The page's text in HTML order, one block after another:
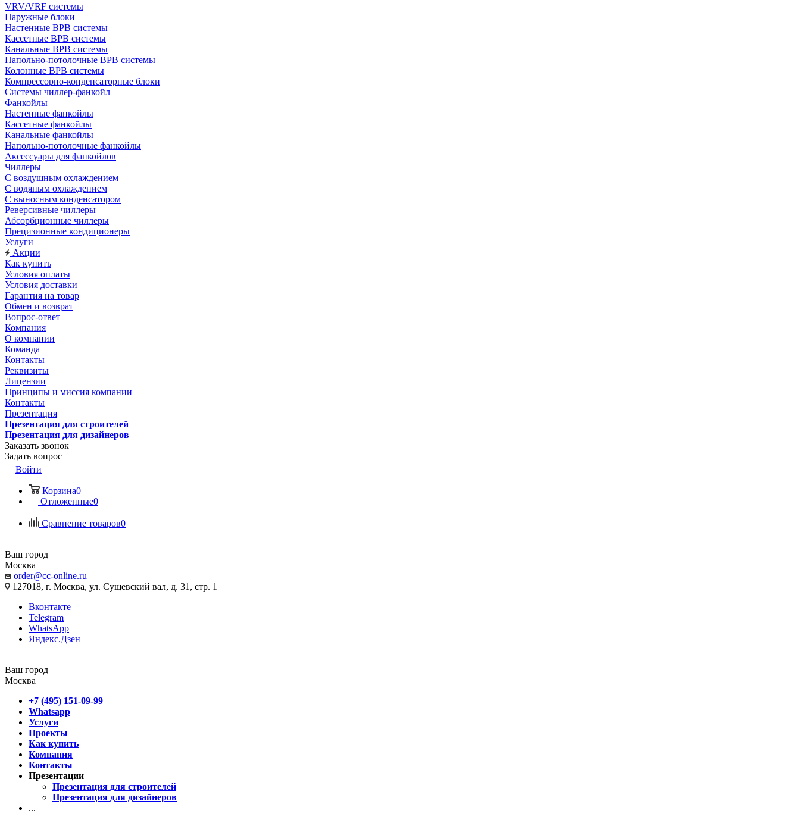
VRV/VRF системы
Наружные блоки
Настенные ВРВ системы
Кассетные ВРВ системы
Канальные ВРВ системы
Напольно-потолочные ВРВ системы
Колонные ВРВ системы
Компрессорно-конденсаторные блоки
Системы чиллер-фанкойл
Фанкойлы
Настенные фанкойлы
Кассетные фанкойлы
Канальные фанкойлы
Напольно-потолочные фанкойлы
Аксессуары для фанкойлов
Чиллеры
С воздушным охлаждением
С водяным охлаждением
С выносным конденсатором
Реверсивные чиллеры
Абсорбционные чиллеры
Прецизионные кондиционеры
Услуги
Акции
Как купить
Условия оплаты
Условия доставки
Гарантия на товар
Обмен и возврат
Вопрос-ответ
Компания
О компании
Команда
Контакты
Реквизиты
Лицензии
Принципы и миссия компании
Контакты
Презентация
Презентация для строителей
Презентация для дизайнеров
Заказать звонок
Задать вопрос
Войти
Корзина0
Отложенные0
Сравнение товаров0
Ваш город
Москва
order@cc-online.ru
127018, г. Москва, ул. Сущевский вал, д. 31, стр. 1
Вконтакте
Telegram
WhatsApp
Яндекс.Дзен
Ваш город
Москва
+7 (495) 151-09-99
Whatsapp
Услуги
Проекты
Как купить
Компания
Контакты
Презентации
Презентация для строителей
Презентация для дизайнеров
...